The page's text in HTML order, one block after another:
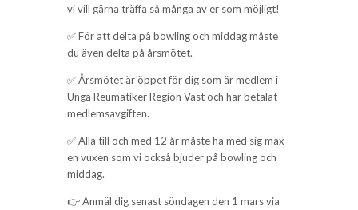
vi vill gärna träffa så många av er som möjligt!
✅ För att delta på bowling och middag måste
du även delta på årsmötet.
✅ Årsmötet är öppet för dig som är medlem i
Unga Reumatiker Region Väst och har betalat
medlemsavgiften.
✅ Alla till och med 12 år måste ha med sig max
en vuxen som vi också bjuder på bowling och
middag.
👉 Anmäl dig senast söndagen den 1 mars via